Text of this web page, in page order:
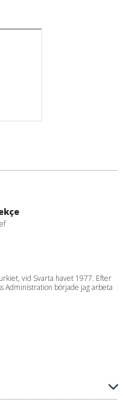
vid Svarta havet 1977. Efter
Administration började jag arbeta